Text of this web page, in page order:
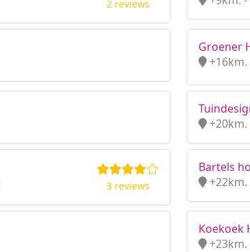
2 reviews
Groener
3 reviews
Bartels
Koekoek